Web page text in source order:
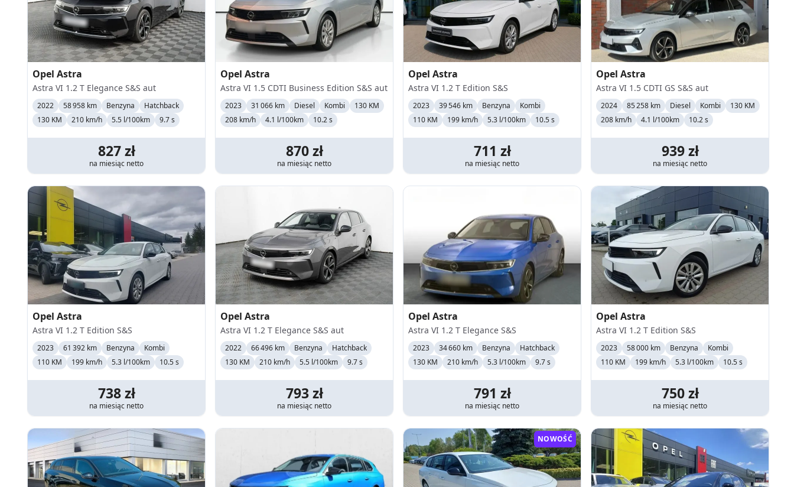
Opel Astra
Astra VI 1.2 T Elegance S&S aut
2022 58 958 km Benzyna
Hatchback
130 KM
210 km/h 5.5 l/100km 9.7 s
827zł
na miesiąc netto
Opel Astra
Astra VI 1.5 CDTI Business Edition S&S aut
2023 31 066 km Diesel Kombi
130 KM
208 km/h 4.1 l/100km 10.2 s
870zł
na miesiąc netto
Opel Astra
Astra VI 1.2 T Edition S&S
2023 39 546 km Benzyna
Kombi
110 KM
199 km/h 5.3 l/100km 10.5 s
711 zł
na miesiąc netto
Opel Astra
Astra VI 1.5 CDTI GS S&S aut
2024 85 258 km Diesel Kombi
130 KM
208 km/h 4.1 l/100km 10.2 s
939zł
na miesiąc netto
Opel Astra
Astra VI 1.2 T Edition S&S
2023 61 392 km Benzyna
Kombi
110 KM
199 km/h 5.3 l/100km 10.5 s
738zł
na miesiąc netto
Opel Astra
Astra VI 1.2 T Elegance S&S aut
2022 66 496 km Benzyna
Hatchback
130 KM
210 km/h 5.5 l/100km 9.7 s
793zł
na miesiąc netto
Opel Astra
Astra VI 1.2 T Elegance S&S
2023 34 660 km Benzyna
Hatchback
130 KM
210 km/h 5.3 l/100km 9.7 s
791 zł
na miesiąc netto
Opel Astra
Astra VI 1.2 T Edition S&S
2023 58 000 km Benzyna
Kombi
110 KM
199 km/h 5.3 l/100km 10.5 s
750zł
na miesiąc netto
NOWOŚĆ